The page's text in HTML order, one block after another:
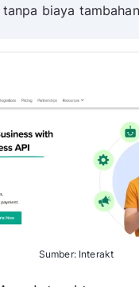
biaya
Sumber: Interakt